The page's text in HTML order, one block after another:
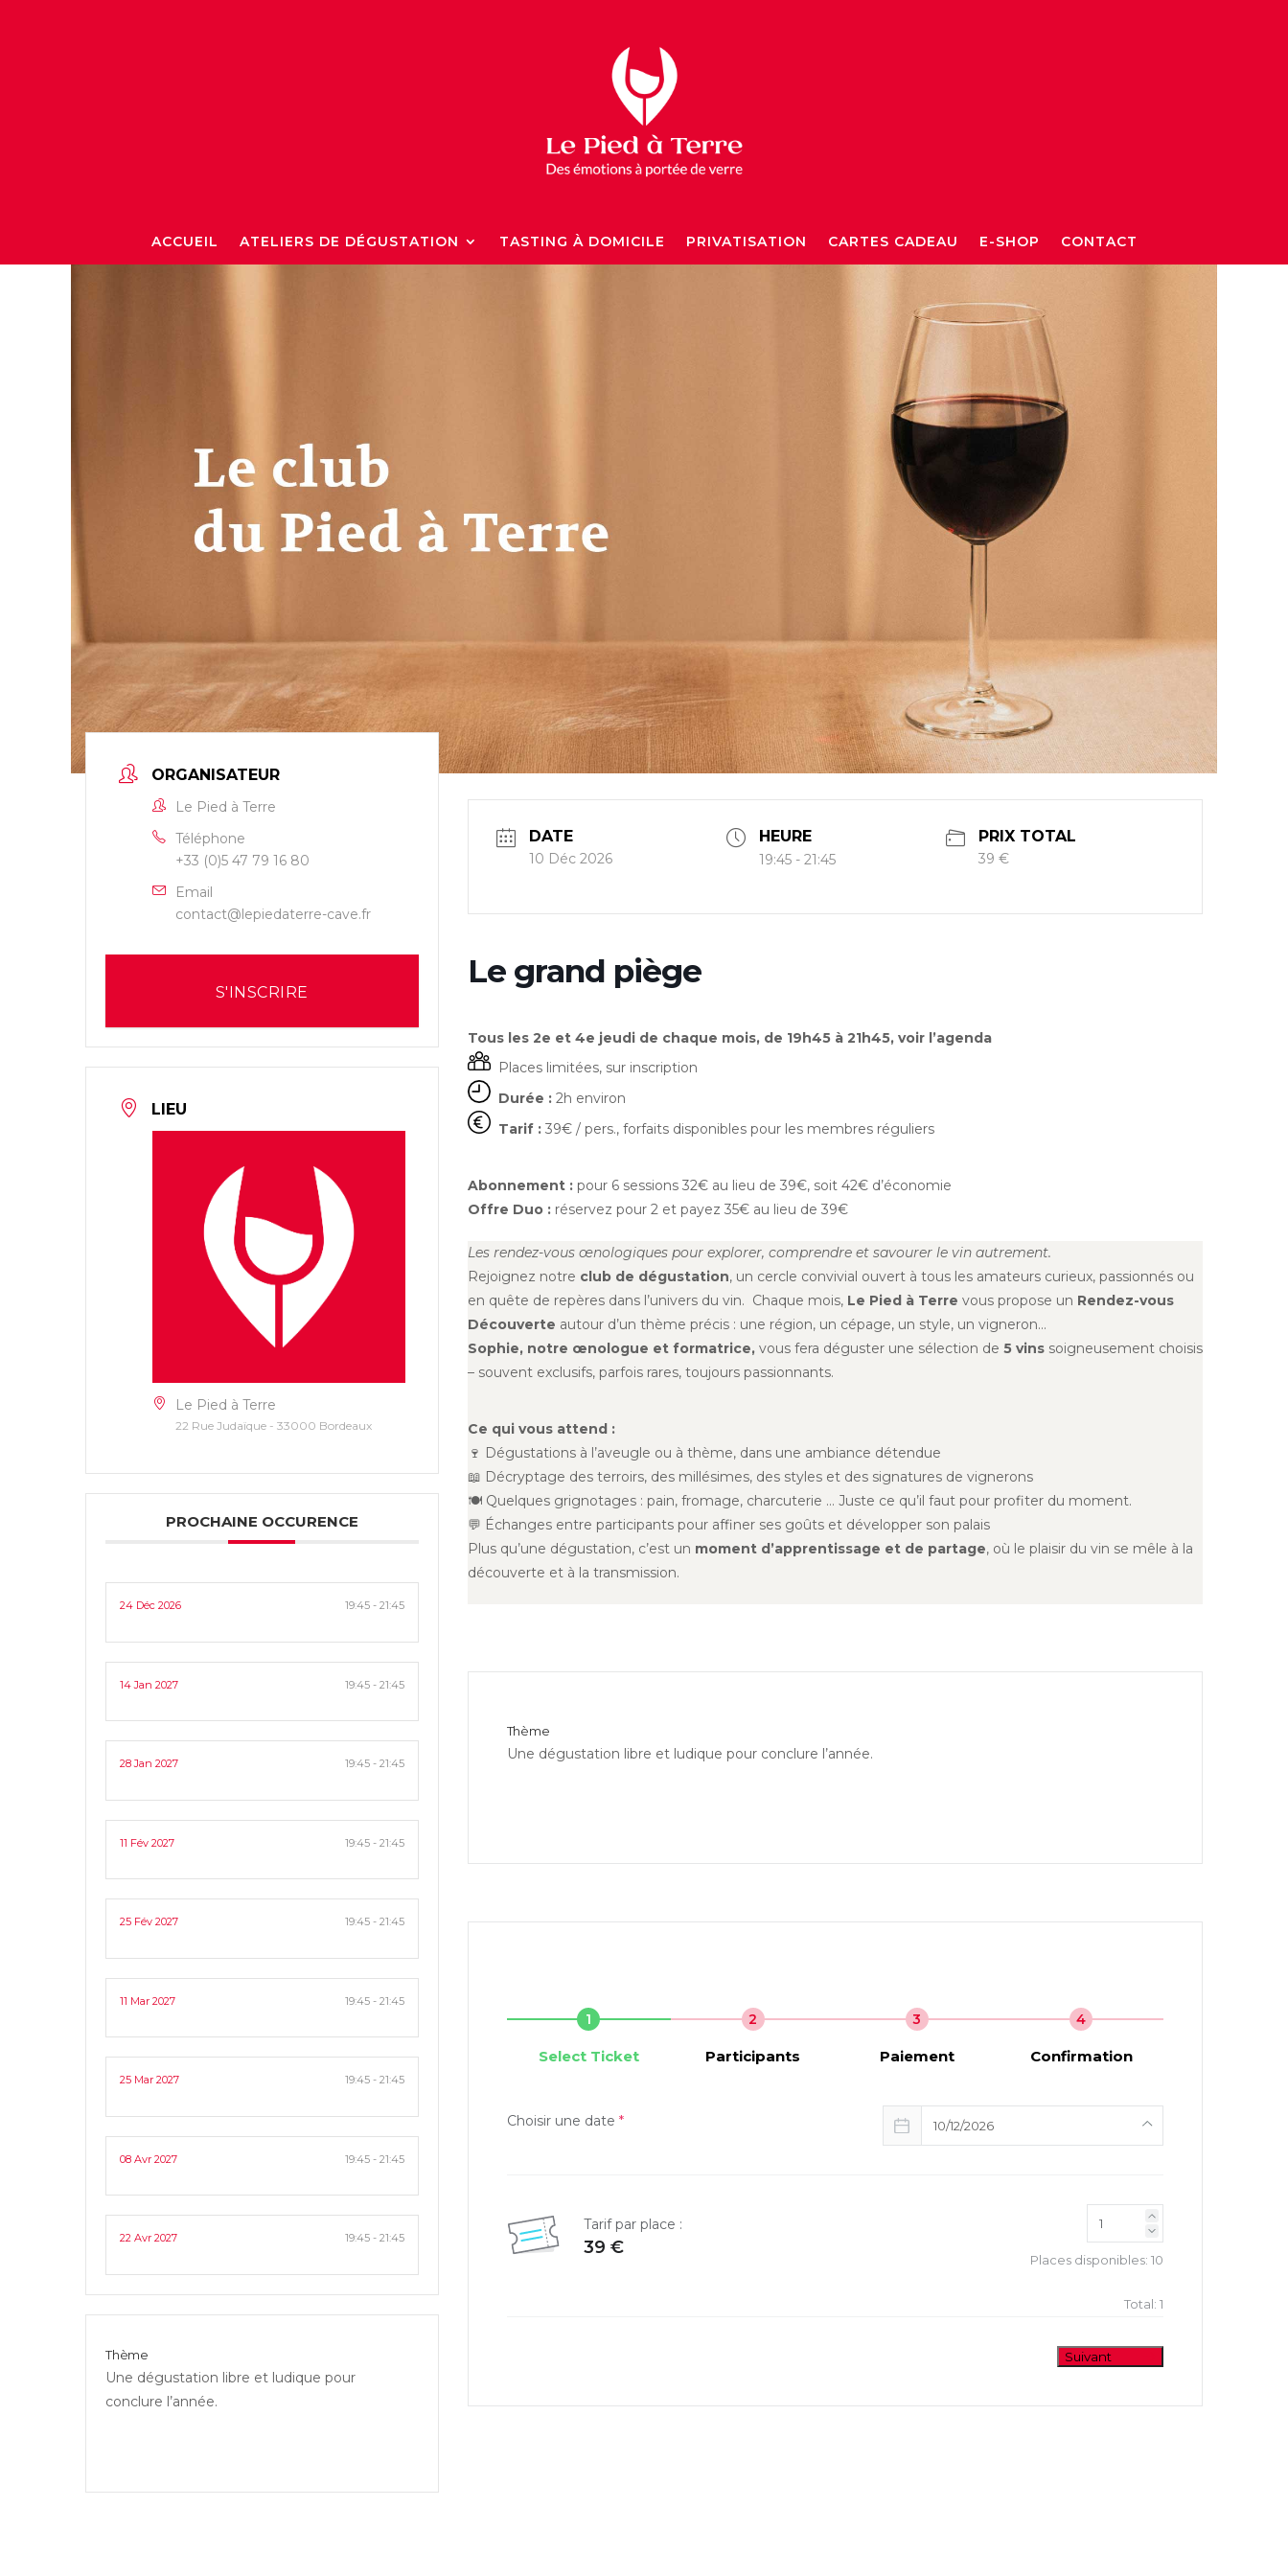
ACCUEIL ATELIERS DE DÉGUSTATION TASTING À DOMICILE PRIVATISATION CARTES CADEAU E-SHOP CONTACT
ORGANISATEUR
Le Pied à Terre
Téléphone
+33 (0)5 47 79 16 80
Email
contact@lepiedaterre-cave.fr
S'INSCRIRE
LIEU
Le Pied à Terre
22 Rue Judaïque - 33000 Bordeaux
PROCHAINE OCCURENCE
24 Déc 2026 19:45 - 21:45
14 Jan 2027 19:45 - 21:45
28 Jan 2027 19:45 - 21:45
11 Fév 2027 19:45 - 21:45
25 Fév 2027 19:45 - 21:45
11 Mar 2027 19:45 - 21:45
25 Mar 2027 19:45 - 21:45
08 Avr 2027 19:45 - 21:45
22 Avr 2027 19:45 - 21:45
Thème
Une dégustation libre et ludique pour
conclure l’année.
DATE
10 Déc 2026
HEURE
19:45 - 21:45
PRIX TOTAL
39 €
Le grand piège
Tous les 2e et 4e jeudi de chaque mois, de 19h45 à 21h45, voir l’agenda
Places limitées, sur inscription
Durée :2h environ
Tarif :39€ / pers., forfaits disponibles pour les membres réguliers
Abonnement :pour 6 sessions 32€ au lieu de 39€, soit 42€ d’économie
Offre Duo :réservez pour 2 et payez 35€ au lieu de 39€
Les rendez-vous œnologiques pour explorer, comprendre et savourer le vin autrement.
Rejoignez notre club de dégustation, un cercle convivial ouvert à tous les amateurs curieux, passionnés ou
en quête de repères dans l’univers du vin. Chaque mois, Le Pied à Terre vous propose un Rendez-vous
Découverte autour d’un thème précis : une région, un cépage, un style, un vigneron…
Sophie, notre œnologue et formatrice,vous fera déguster une sélection de 5 vinssoigneusement choisis
– souvent exclusifs, parfois rares, toujours passionnants.
Ce qui vous attend :
🍷 Dégustations à l’aveugle ou à thème, dans une ambiance détendue
📖 Décryptage des terroirs, des millésimes, des styles et des signatures de vignerons
🍽️ Quelques grignotages : pain, fromage, charcuterie … Juste ce qu’il faut pour profiter du moment.
💬 Échanges entre participants pour affiner ses goûts et développer son palais
Plus qu’une dégustation, c’est un moment d’apprentissage et de partage, où le plaisir du vin se mêle à la
découverte et à la transmission.
Thème
Une dégustation libre et ludique pour conclure l’année.
1
Select Ticket
2
Participants
3
Paiement
4
Confirmation
Choisir une date * 10/12/2026
Tarif par place :
39 €
Places disponibles: 10
Total: 1
Suivant